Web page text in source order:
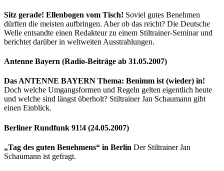
Sitz gerade! Ellenbogen vom Tisch! Soviel gutes Benehmen
dürften die meisten aufbringen. Aber ob das reicht? Die Deutsche
Welle entsandte einen Redakteur zu einem Stiltrainer-Seminar und
berichtet darüber in weltweiten Ausstrahlungen.
Antenne Bayern (Radio-Beiträge ab 31.05.2007)
Das ANTENNE BAYERN Thema: Benimm ist (wieder) in!
Doch welche Umgangsformen und Regeln gelten eigentlich heute
und welche sind längst überholt? Stiltrainer Jan Schaumann gibt
einen Einblick.
Berliner Rundfunk 91!4 (24.05.2007)
„Tag des guten Benehmens“ in Berlin Der Stiltrainer Jan
Schaumann ist gefragt.